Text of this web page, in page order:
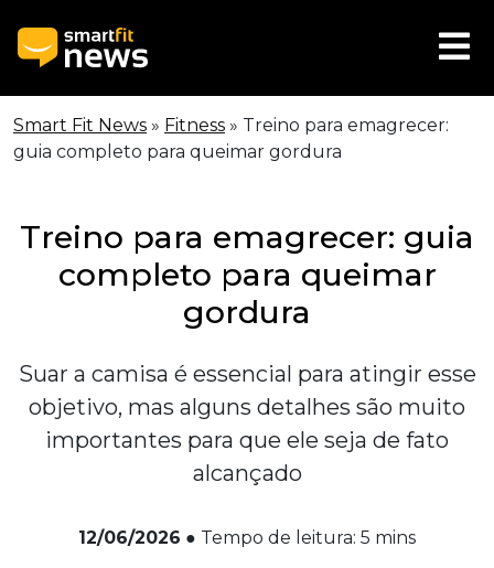
Smart Fit News » Fitness » Treino para emagrecer:
guia completo para queimar gordura
Treino para emagrecer: guia
completo para queimar
gordura
Suar a camisa é essencial para atingir esse
objetivo, mas alguns detalhes são muito
importantes para que ele seja de fato
alcançado
12/06/2026 ● Tempo de leitura: 5 mins